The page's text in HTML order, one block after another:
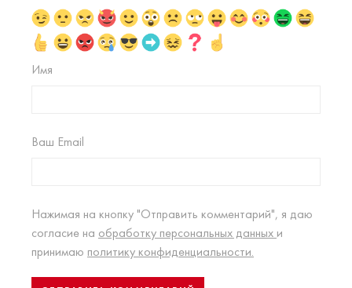
Имя
Ваш Email
Нажимая на кнопку "Отправить комментарий", я даю
согласие на обработку персональных данных и
принимаю политику конфиденциальности.